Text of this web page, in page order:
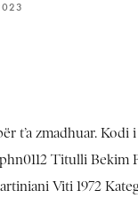
t’a zmadhuar. Kodi
Titulli Bekim
Viti 1972